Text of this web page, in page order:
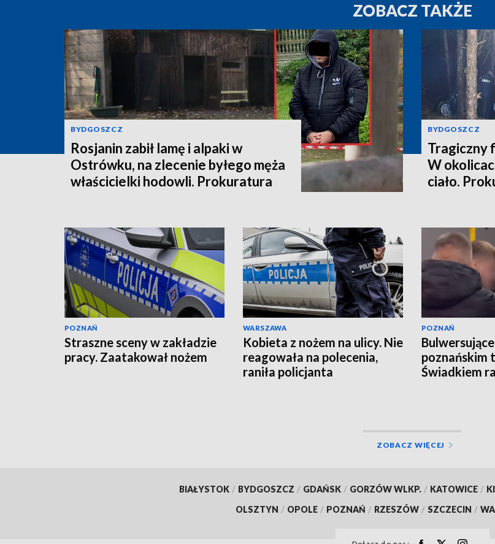
ZOBACZ TAKŻE
BYDGOSZCZ
Rosjanin zabił lamę i alpaki w
Ostrówku, na zlecenie byłego męża
właścicielki hodowli. Prokuratura
BYDGOSZCZ
Tragiczny
W
ciało.
POZNAŃ
Straszne sceny w zakładzie
pracy. Zaatakował nożem
WARSZAWA
Kobieta z nożem na ulicy. Nie
reagowała na polecenia,
raniła policjanta
POZNAŃ
poznańskim
Świadkiem
ZOBACZ WIĘCEJ
BIAŁYSTOK / BYDGOSZCZ / GDAŃSK / GORZÓW WLKP. / KATOWICE /
OLSZTYN / OPOLE / POZNAŃ / RZESZÓW / SZCZECIN /